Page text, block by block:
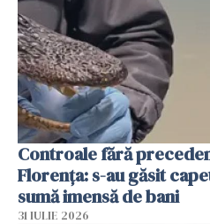
Controale fără
Florența: s-au găsit
sumă imensă de bani
31 IULIE 2026